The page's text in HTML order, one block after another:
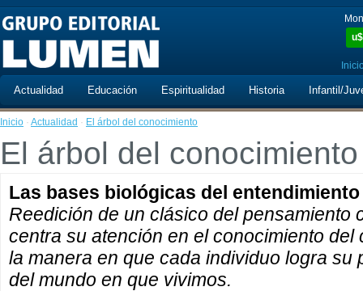
u$
Actualidad Educación Espiritualidad Historia Infantil/
Inicio · Actualidad · El árbol del conocimiento
El árbol del conocimiento
Las bases biológicas del
Reedición de un clásico del pensamiento
centra su atención en el conocimiento
la manera en que cada individuo logra su
del mundo en que vivimos.